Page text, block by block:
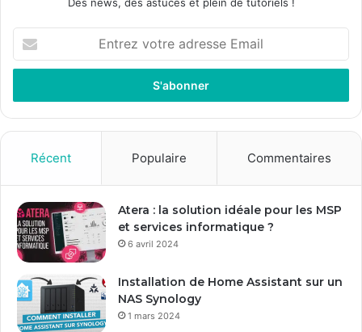
t
e
z
r
e
a
d
s
e
Récent Populaire Commentaires
Atera : la solution idéale pour les MSP
et services informatique ?
6 avril 2024
Installation de Home Assistant sur un
NAS Synology
1 mars 2024